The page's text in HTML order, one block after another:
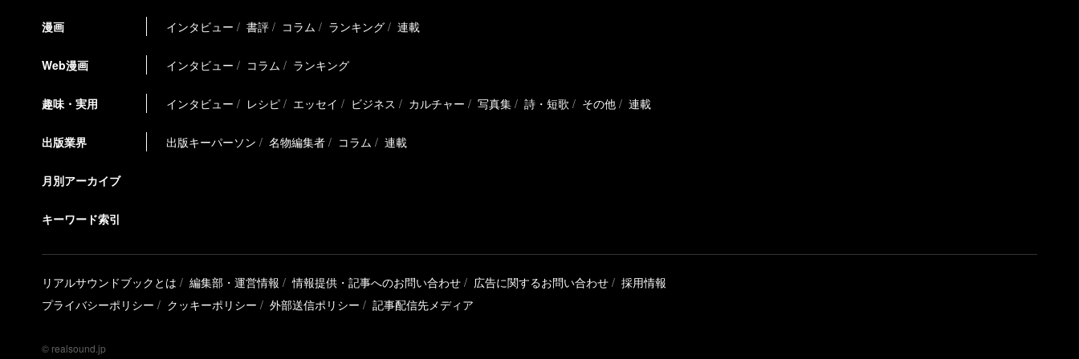
漫画 インタビュー 書評 コラム ランキング 連載
Web漫画 インタビュー コラム ランキング
趣味・実用 インタビュー レシピ エッセイ ビジネス カルチャー 写真集 詩・短歌 その他 連載
出版業界 出版キーパーソン 名物編集者 コラム 連載
月別アーカイブ
キーワード索引
リアルサウンドブックとは 編集部・運営情報 情報提供・記事へのお問い合わせ 広告に関するお問い合わせ
採用情報
プライバシーポリシー
クッキーポリシー 外部送信ポリシー 記事配信先メディア
© realsound.jp